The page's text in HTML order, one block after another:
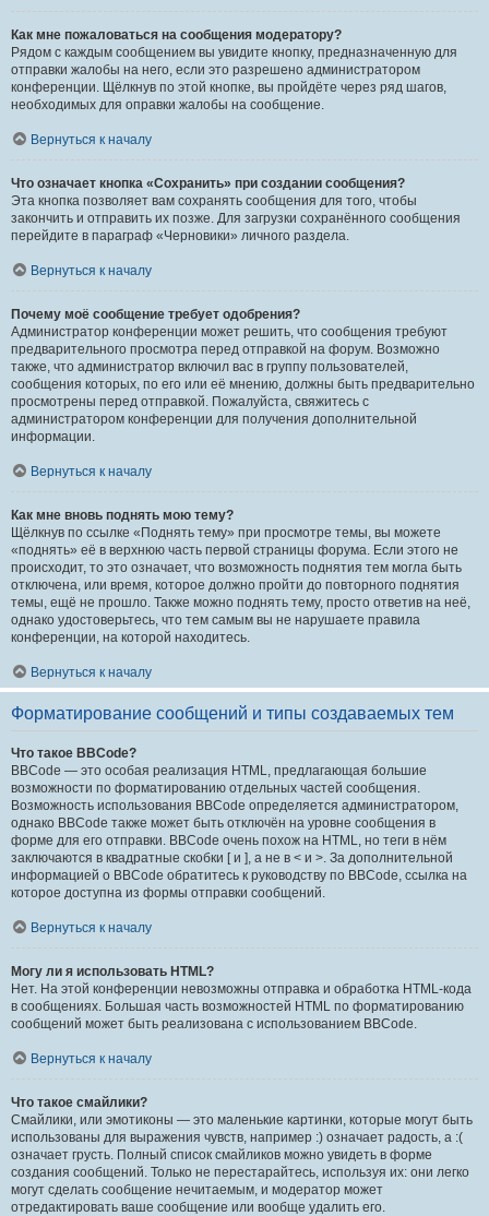
Как мне пожаловаться на сообщения модератору?
Рядом с каждым сообщением вы увидите кнопку, предназначенную для
отправки жалобы на него, если это разрешено администратором
конференции. Щёлкнув по этой кнопке, вы пройдёте через ряд шагов,
необходимых для оправки жалобы на сообщение.
Вернуться к началу
Что означает кнопка «Сохранить» при создании сообщения?
Эта кнопка позволяет вам сохранять сообщения для того, чтобы
закончить и отправить их позже. Для загрузки сохранённого сообщения
перейдите в параграф «Черновики» личного раздела.
Вернуться к началу
Почему моё сообщение требует одобрения?
Администратор конференции может решить, что сообщения требуют
предварительного просмотра перед отправкой на форум. Возможно
также, что администратор включил вас в группу пользователей,
сообщения которых, по его или её мнению, должны быть предварительно
просмотрены перед отправкой. Пожалуйста, свяжитесь с
администратором конференции для получения дополнительной
информации.
Вернуться к началу
Как мне вновь поднять мою тему?
Щёлкнув по ссылке «Поднять тему» при просмотре темы, вы можете
«поднять» её в верхнюю часть первой страницы форума. Если этого не
происходит, то это означает, что возможность поднятия тем могла быть
отключена, или время, которое должно пройти до повторного поднятия
темы, ещё не прошло. Также можно поднять тему, просто ответив на неё,
однако удостоверьтесь, что тем самым вы не нарушаете правила
конференции, на которой находитесь.
Вернуться к началу
Форматирование сообщений и типы создаваемых тем
Что такое BBCode?
BBCode — это особая реализация HTML, предлагающая большие
возможности по форматированию отдельных частей сообщения.
Возможность использования BBCode определяется администратором,
однако BBCode также может быть отключён на уровне сообщения в
форме для его отправки. BBCode очень похож на HTML, но теги в нём
заключаются в квадратные скобки [ и ], а не в < и >. За дополнительной
информацией о BBCode обратитесь к руководству по BBCode, ссылка на
которое доступна из формы отправки сообщений.
Вернуться к началу
Могу ли я использовать HTML?
Нет. На этой конференции невозможны отправка и обработка HTML-кода
в сообщениях. Большая часть возможностей HTML по форматированию
сообщений может быть реализована с использованием BBCode.
Вернуться к началу
Что такое смайлики?
Смайлики, или эмотиконы — это маленькие картинки, которые могут быть
использованы для выражения чувств, например :) означает радость, а :(
означает грусть. Полный список смайликов можно увидеть в форме
создания сообщений. Только не перестарайтесь, используя их: они легко
могут сделать сообщение нечитаемым, и модератор может
отредактировать ваше сообщение или вообще удалить его.